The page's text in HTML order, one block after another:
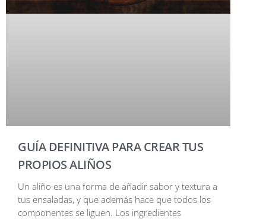
GUÍA DEFINITIVA PARA CREAR TUS
PROPIOS ALIÑOS
Un aliño es una forma de añadir sabor y textura a
tus ensaladas, y que además hace que todos los
componentes se liguen. Los ingredientes